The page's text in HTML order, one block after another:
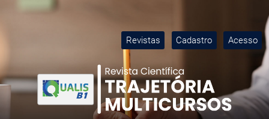
Ir para o menu de navegação principal
Ir para o conteúdo principal
Ir para o rodapé
Revistas Cadastro Acesso